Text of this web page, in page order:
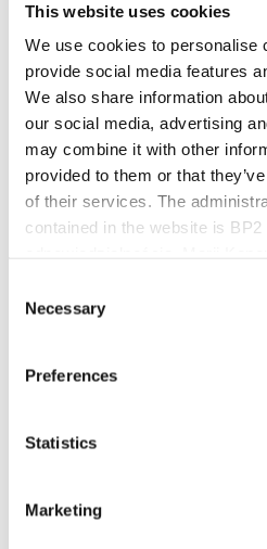
This website uses cookies
We use cookies to personalise
provide social media features
We also share information
our social media, advertising
may combine it with other
provided to them or that
of their services. The
contained in the website is BP2
121387608.
Selection
Necessary
Preferences
Statistics
Marketing
Găsiți un
Biblioteca BIM
Pentru Profesioniști